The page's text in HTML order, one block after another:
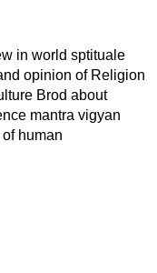
in world sptituale
opinion of Religion
Brod about
mantra vigyan
human